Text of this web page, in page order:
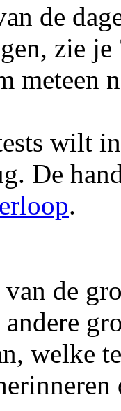
de
zie je
meteen
wilt
De
.
de
welke